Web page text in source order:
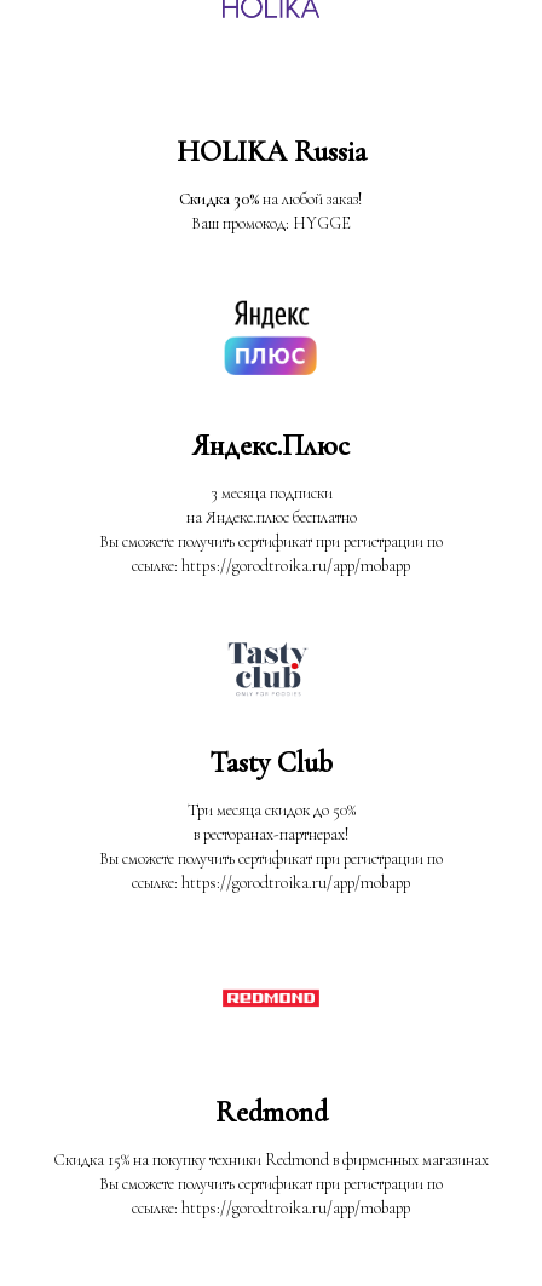
HOLIKA Russia
Скидка 30%на любой заказ!
Ваш промокод: HYGGE
Яндекс.Плюс
3 месяца подписки
на Яндекс.плюс бесплатно
Вы сможете получить сертификат при регистрации по
ссылке: https://gorodtroika.ru/app/mobapp
Tasty Club
Три месяца скидок до 50%
в ресторанах-партнерах!
Вы сможете получить сертификат при регистрации по
ссылке: https://gorodtroika.ru/app/mobapp
Redmond
Скидка 15% на покупку техники Redmond в фирменных магазинах
Вы сможете получить сертификат при регистрации по
ссылке: https://gorodtroika.ru/app/mobapp